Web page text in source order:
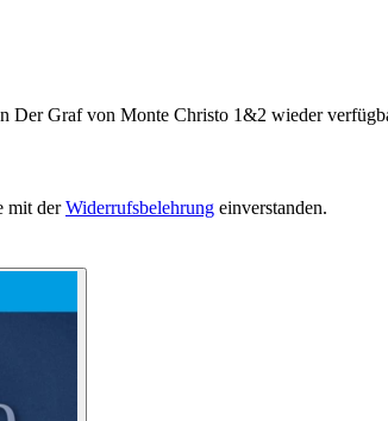
Der Graf von Monte Christo 1&2 wieder
mit derWiderrufsbelehrung einverstanden.